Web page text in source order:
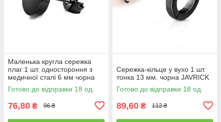
Маленька кругла сережка
плаг 1 шт. одностороння з
медичної сталі 6 мм чорна
JAVRICK
Готово до відправки 18 од.
76,80 ₴ 96 ₴
Сережка-кільце у вухо 1 шт.
тонка 13 мм. чорна JAVRICK
Готово до відправки 18 од.
89,60 ₴ 112 ₴